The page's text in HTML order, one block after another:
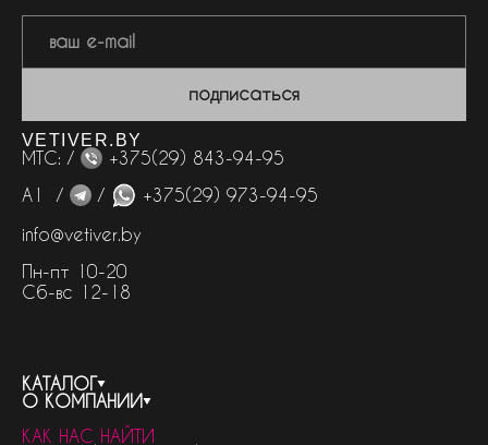
подписаться
VETIVER.BY
МТС: /
+375(29) 843-94-95
А1 /
/
+375(29) 973-94-95
info@vetiver.by
Пн-пт 10-20
Сб-вс 12-18
КАТАЛОГ
весь каталог
О КОМПАНИИ
КАК НАС НАЙТИ